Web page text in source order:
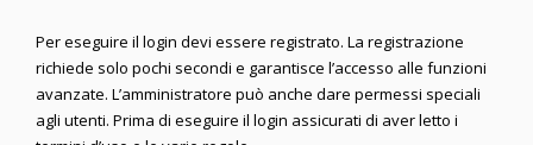
Per eseguire il login devi essere registrato. La registrazione
richiede solo pochi secondi e garantisce l’accesso alle funzioni
avanzate. L’amministratore può anche dare permessi speciali
agli utenti. Prima di eseguire il login assicurati di aver letto i